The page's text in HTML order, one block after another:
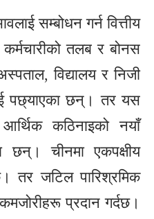
सम्बोधन गर्न वित्तीय
तलब र बोनस
विद्यालय र निजी
पछ्याएका छन्। तर यस
कठिनाइको नयाँ
छन्। चीनमा एकपक्षीय
तर जटिल पारिश्रमिक
प्रदान गर्दछ।